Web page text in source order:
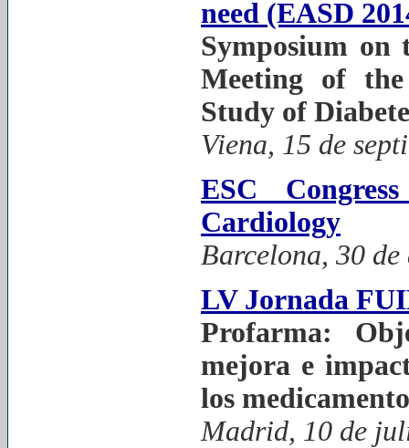
need (EASD
Symposium on
Meeting of
Study of
Viena, 15 de
ESC
Cardiology
Barcelona, 30 de
LV Jornada
Profarma:
mejora e
los
Madrid, 10 de